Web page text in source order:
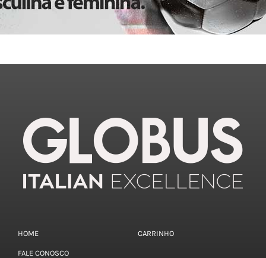
HOME
FALE CONOSCO
CARRINHO